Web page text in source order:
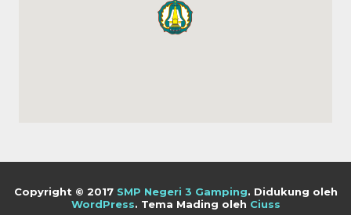
Copyright © 2017 SMP Negeri 3 Gamping. Didukung oleh
WordPress. Tema Mading oleh Ciuss